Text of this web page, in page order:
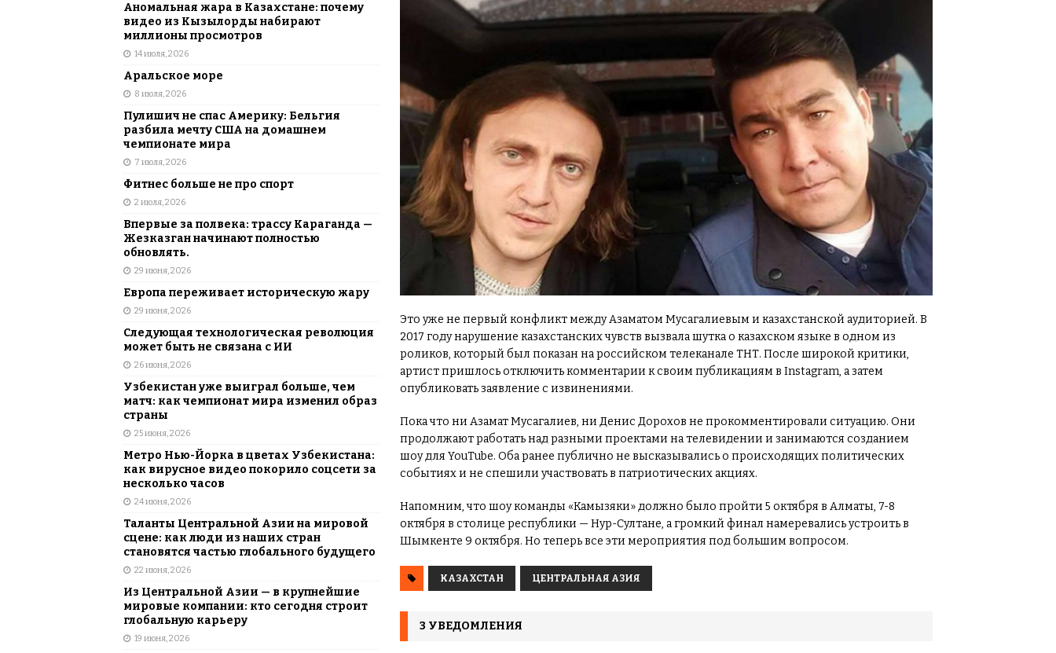
Это уже не первый конфликт между Азаматом Мусагалиевым и казахстанской аудиторией. В
2017 году нарушение казахстанских чувств вызвала шутка о казахском языке в одном из
роликов, который был показан на российском телеканале ТНТ. После широкой критики,
артист пришлось отключить комментарии к своим публикациям в Instagram, а затем
опубликовать заявление с извинениями.
Пока что ни Азамат Мусагалиев, ни Денис Дорохов не прокомментировали ситуацию. Они
продолжают работать над разными проектами на телевидении и занимаются созданием
шоу для YouTube. Оба ранее публично не высказывались о происходящих политических
событиях и не спешили участвовать в патриотических акциях.
Напомним, что шоу команды «Камызяки» должно было пройти 5 октября в Алматы, 7-8
октября в столице республики — Нур-Султане, а громкий финал намеревались устроить в
Шымкенте 9 октября. Но теперь все эти мероприятия под большим вопросом.
КАЗАХСТАН ЦЕНТРАЛЬНАЯ АЗИЯ
3 УВЕДОМЛЕНИЯ
Аномальная жара в Казахстане: почему
видео из Кызылорды набирают
миллионы просмотров
14 июля, 2026
Аральское море
8 июля, 2026
Пулишич не спас Америку: Бельгия
разбила мечту США на домашнем
чемпионате мира
7 июля, 2026
Фитнес больше не про спорт
2 июля, 2026
Впервые за полвека: трассу Караганда —
Жезказган начинают полностью
обновлять.
29 июня, 2026
Европа переживает историческую жару
29 июня, 2026
Следующая технологическая революция
может быть не связана с ИИ
26 июня, 2026
Узбекистан уже выиграл больше, чем
матч: как чемпионат мира изменил образ
страны
25 июня, 2026
Метро Нью-Йорка в цветах Узбекистана:
как вирусное видео покорило соцсети за
несколько часов
24 июня, 2026
Таланты Центральной Азии на мировой
сцене: как люди из наших стран
становятся частью глобального будущего
22 июня, 2026
Из Центральной Азии — в крупнейшие
мировые компании: кто сегодня строит
глобальную карьеру
19 июня, 2026